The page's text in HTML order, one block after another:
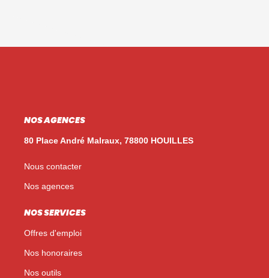
NOS AGENCES
80 Place André Malraux, 78800 HOUILLES
Nous contacter
Nos agences
NOS SERVICES
Offres d'emploi
Nos honoraires
Nos outils